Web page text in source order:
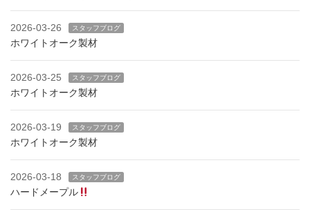
2026-03-26 スタッフブログ
ホワイトオーク製材
2026-03-25 スタッフブログ
ホワイトオーク製材
2026-03-19 スタッフブログ
ホワイトオーク製材
2026-03-18 スタッフブログ
ハードメープル